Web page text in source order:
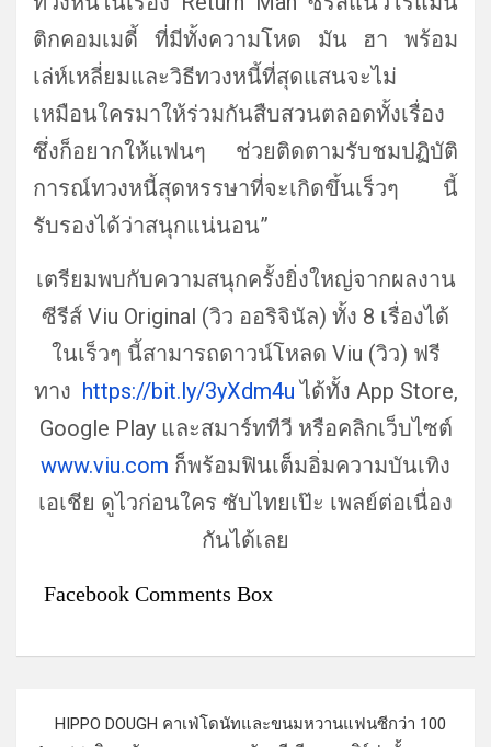
ติกคอมเมดี้ ที่มีทั้งความโหด มัน ฮา พร้อม
เล่ห์เหลี่ยมและวิธีทวงหนี้ที่สุดแสนจะไม่
เหมือนใครมาให้ร่วมกันสืบสวนตลอดทั้งเรื่อง
ซึ่งก็อยากให้แฟนๆ ช่วยติดตามรับชมปฏิบัติ
การณ์ทวงหนี้สุดหรรษาที่จะเกิดขึ้นเร็วๆ นี้
รับรองได้ว่าสนุกแน่นอน”
เตรียมพบกับความสนุกครั้งยิ่งใหญ่จากผลงาน
ซีรีส์ Viu Original (วิว ออริจินัล) ทั้ง 8 เรื่องได้
ในเร็วๆ นี้สามารถดาวน์โหลด Viu (วิว) ฟรี
ทาง https://bit.ly/3yXdm4u ได้ทั้ง App Store,
Google Play และสมาร์ททีวี หรือคลิกเว็บไซต์
www.viu.com ก็พร้อมฟินเต็มอิ่มความบันเทิง
เอเชีย ดูไวก่อนใคร ซับไทยเป๊ะ เพลย์ต่อเนื่อง
กันได้เลย
Facebook Comments Box
HIPPO DOUGH คาเฟ่โดนัทและขนมหวานแฟนซีกว่า 100